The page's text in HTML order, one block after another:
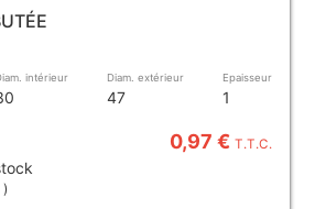
intérieur Diam. extérieur
47
Epaisseur
1
0,97 €T.T.C.
)